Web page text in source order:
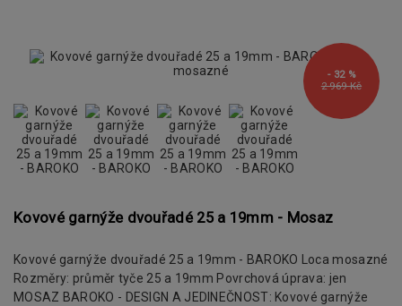
2 969 Kč
- 32 %
Kovové garnýže dvouřadé 25 a 19mm - Mosaz
Kovové garnýže dvouřadé 25 a 19mm - BAROKO Loca mosazné
Rozměry: průměr tyče 25 a 19mm Povrchová úprava: jen
MOSAZ BAROKO - DESIGN A JEDINEČNOST: Kovové garnýže